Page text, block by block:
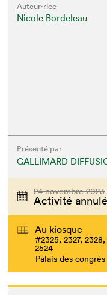
Auteur·rice
Nicole Bordeleau
Présenté par
GALLIMARD
24 novembre 2023
Activité
Au kiosque
#2325, 2327,
2524
Palais des